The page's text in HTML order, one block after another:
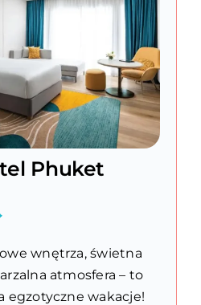
Phuket
wnętrza, świetna
atmosfera – to
egzotyczne wakacje!